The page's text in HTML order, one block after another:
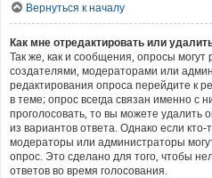
Вернуться к началу
Как мне отредактировать или
Так же, как и сообщения, опросы могут
создателями, модераторами или
редактирования опроса перейдите к
в теме; опрос всегда связан именно с
проголосовать, то вы можете удалить
из вариантов ответа. Однако если кто-
модераторы или администраторы
опрос. Это сделано для того, чтобы
ответов во время голосования.